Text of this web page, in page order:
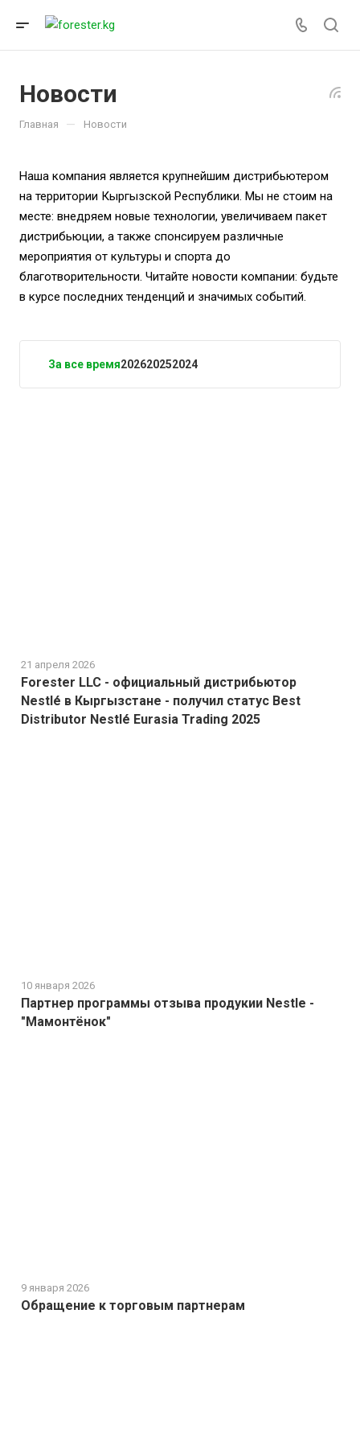
Новости
Главная — Новости
Наша компания является крупнейшим дистрибьютером
на территории Кыргызской Республики. Мы не стоим на
месте: внедряем новые технологии, увеличиваем пакет
дистрибьюции, а также спонсируем различные
мероприятия от культуры и спорта до
благотворительности. Читайте новости компании: будьте
в курсе последних тенденций и значимых событий.
За все время202620252024
Forester LLC - официальный дистрибьютор
Nestlé в Кыргызстане - получил статус Best
Distributor Nestlé Eurasia Trading 2025
21 апреля 2026
Партнер программы отзыва продукии Nestle -
"Мамонтёнок"
10 января 2026
Обращение к торговым партнерам
9 января 2026